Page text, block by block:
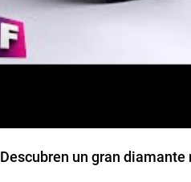
Descubren un gran diamante